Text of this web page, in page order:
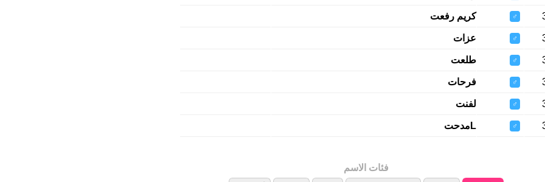
♂ كريم رفعت
♂ عزات
♂ طلعت
♂ فرحات
♂ لفنت
♂ Lمدحت
فئات الاسم